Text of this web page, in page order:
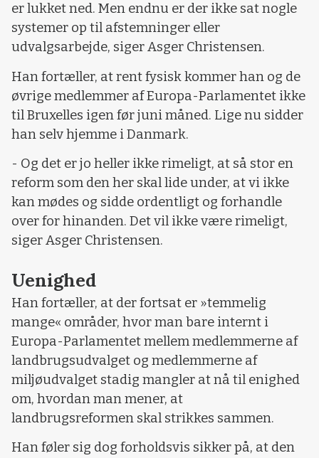
er lukket ned. Men endnu er der ikke sat nogle
systemer op til afstemninger eller
udvalgsarbejde, siger Asger Christensen.
Han fortæller, at rent fysisk kommer han og de
øvrige medlemmer af Europa-Parlamentet ikke
til Bruxelles igen før juni måned. Lige nu sidder
han selv hjemme i Danmark.
- Og det er jo heller ikke rimeligt, at så stor en
reform som den her skal lide under, at vi ikke
kan mødes og sidde ordentligt og forhandle
over for hinanden. Det vil ikke være rimeligt,
siger Asger Christensen.
Uenighed
Han fortæller, at der fortsat er »temmelig
mange« områder, hvor man bare internt i
Europa-Parlamentet mellem medlemmerne af
landbrugsudvalget og medlemmerne af
miljøudvalget stadig mangler at nå til enighed
om, hvordan man mener, at
landbrugsreformen skal strikkes sammen.
Han føler sig dog forholdsvis sikker på, at den